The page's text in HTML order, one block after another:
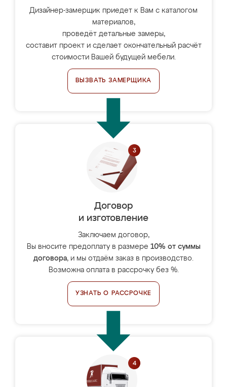
Дизайнер-замерщик приедет к Вам с каталогом
материалов,
проведёт детальные замеры,
составит проект и сделает окончательный расчёт
стоимости Вашей будущей мебели.
ВЫЗВАТЬ ЗАМЕРЩИКА
Договор
и изготовление
Заключаем договор,
Вы вносите предоплату в размере 10% от суммы
договора, и мы отдаём заказ в производство.
Возможна оплата в рассрочку без %.
УЗНАТЬ О РАССРОЧКЕ